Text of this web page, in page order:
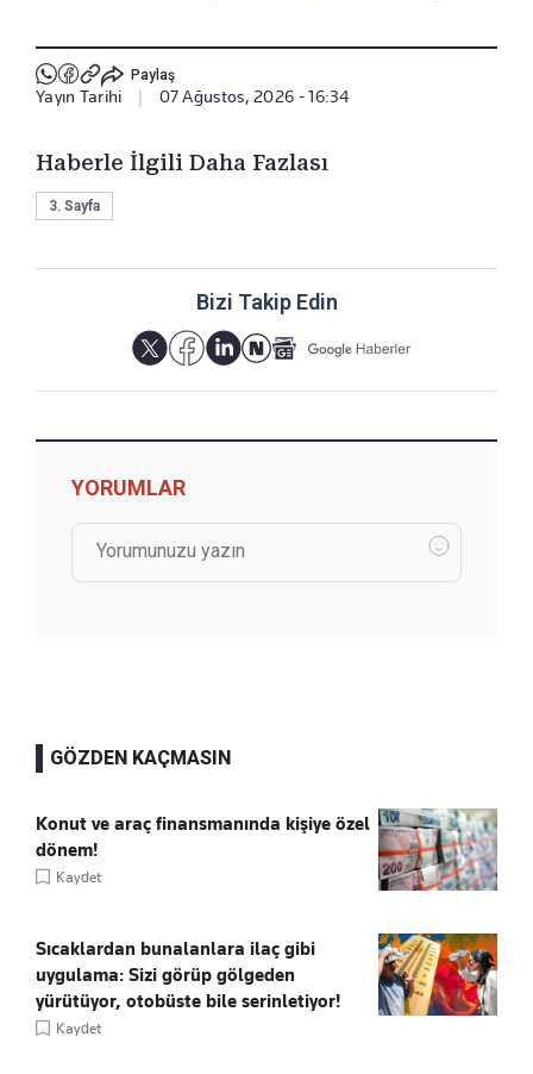
Paylaş
Yayın Tarihi | 07 Ağustos, 2026 - 16:34
Haberle İlgili Daha Fazlası
3. Sayfa
Bizi Takip Edin
YORUMLAR
GÖZDEN KAÇMASIN
Konut ve araç finansmanında kişiye özel
dönem!
Kaydet
Sıcaklardan bunalanlara ilaç gibi
uygulama: Sizi görüp gölgeden
yürütüyor, otobüste bile serinletiyor!
Kaydet